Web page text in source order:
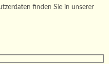
finden Sie in unserer